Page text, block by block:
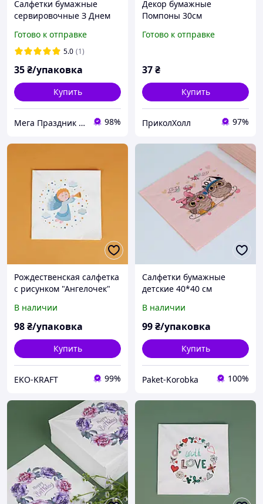
Салфетки бумажные
сервировочные З Днем
штук
Готово к отправке
5.0 (1)
35₴/упаковка
Купить
Мега Праздник – магазин аксессуаров для праздника и все для оформления воздушными шарами ОПТ. 98%
Декор бумажные
Помпоны 30см
Готово к отправке
37₴
Купить
ПриколХолл 97%
Рождественская салфетка
с рисунком "Ангелочек"
праздничные на
Крестины
В наличии
98₴/упаковка
Купить
EKO-KRAFT 99%
Салфетки бумажные
детские 40*40 см
рисунком 10 шт
В наличии
99₴/упаковка
Купить
Paket-Korobka 100%